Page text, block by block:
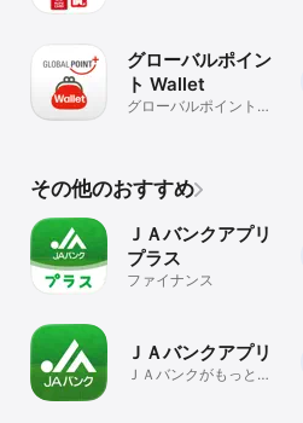
グローバルポイン
ト Wallet
グローバルポイントを
その他のおすすめ
ＪＡバンクアプリ
プラス
ファイナンス
ＪＡバンクアプリ
ＪＡバンクがもっと身